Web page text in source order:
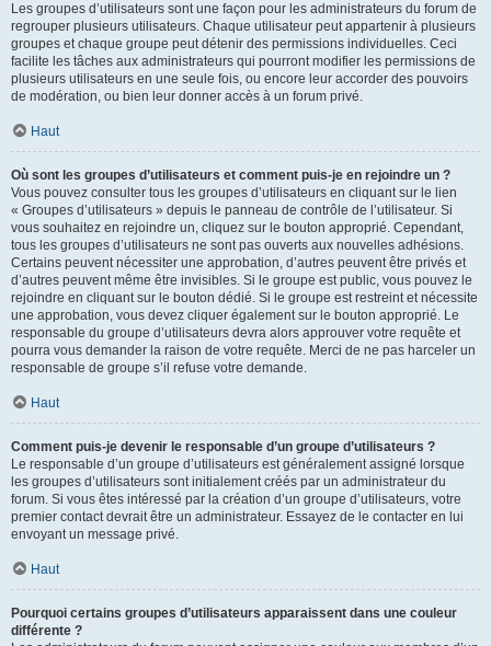
Les groupes d’utilisateurs sont une façon pour les administrateurs du forum de
regrouper plusieurs utilisateurs. Chaque utilisateur peut appartenir à plusieurs
groupes et chaque groupe peut détenir des permissions individuelles. Ceci
facilite les tâches aux administrateurs qui pourront modifier les permissions de
plusieurs utilisateurs en une seule fois, ou encore leur accorder des pouvoirs
de modération, ou bien leur donner accès à un forum privé.
Haut
Où sont les groupes d’utilisateurs et comment puis-je en rejoindre un ?
Vous pouvez consulter tous les groupes d’utilisateurs en cliquant sur le lien
« Groupes d’utilisateurs » depuis le panneau de contrôle de l’utilisateur. Si
vous souhaitez en rejoindre un, cliquez sur le bouton approprié. Cependant,
tous les groupes d’utilisateurs ne sont pas ouverts aux nouvelles adhésions.
Certains peuvent nécessiter une approbation, d’autres peuvent être privés et
d’autres peuvent même être invisibles. Si le groupe est public, vous pouvez le
rejoindre en cliquant sur le bouton dédié. Si le groupe est restreint et nécessite
une approbation, vous devez cliquer également sur le bouton approprié. Le
responsable du groupe d’utilisateurs devra alors approuver votre requête et
pourra vous demander la raison de votre requête. Merci de ne pas harceler un
responsable de groupe s’il refuse votre demande.
Haut
Comment puis-je devenir le responsable d’un groupe d’utilisateurs ?
Le responsable d’un groupe d’utilisateurs est généralement assigné lorsque
les groupes d’utilisateurs sont initialement créés par un administrateur du
forum. Si vous êtes intéressé par la création d’un groupe d’utilisateurs, votre
premier contact devrait être un administrateur. Essayez de le contacter en lui
envoyant un message privé.
Haut
Pourquoi certains groupes d’utilisateurs apparaissent dans une couleur
différente ?